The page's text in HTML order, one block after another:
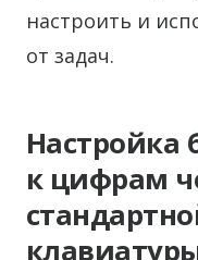
настроить и
от задач.
Настройка
к цифрам